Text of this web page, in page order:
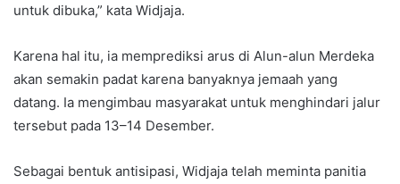
untuk dibuka,” kata Widjaja.
Karena hal itu, ia memprediksi arus di Alun-alun Merdeka
akan semakin padat karena banyaknya jemaah yang
datang. Ia mengimbau masyarakat untuk menghindari jalur
tersebut pada 13–14 Desember.
Sebagai bentuk antisipasi, Widjaja telah meminta panitia